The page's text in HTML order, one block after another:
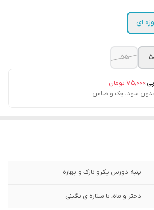
ای
۵۵
۷۵٬۰۰۰ تومان
پنبه دورس یکرو نازک و بهاره
دختر و ماه، با ستاره ی نگینی